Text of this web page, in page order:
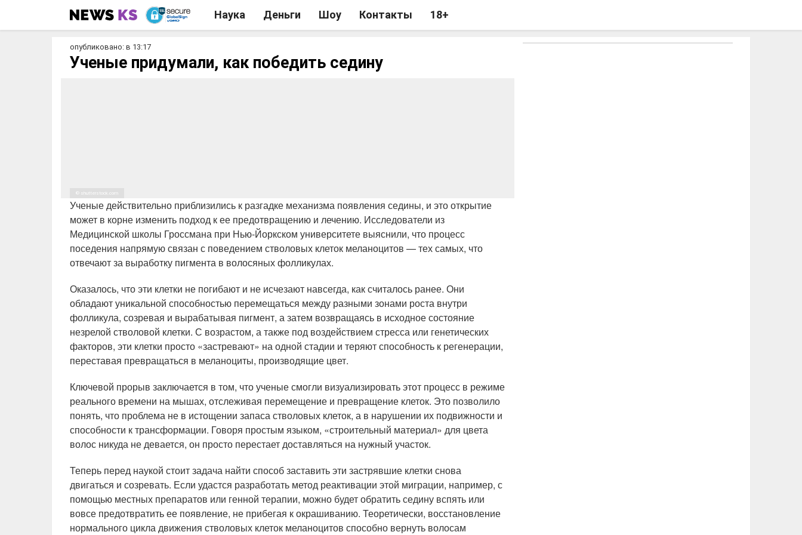
Наука Деньги Шоу Контакты 18+
опубликовано: в 13:17
Ученые придумали, как победить седину
© shutterstock.com
Ученые действительно приблизились к разгадке механизма появления седины, и это открытие
может в корне изменить подход к ее предотвращению и лечению. Исследователи из
Медицинской школы Гроссмана при Нью-Йоркском университете выяснили, что процесс
поседения напрямую связан с поведением стволовых клеток меланоцитов — тех самых, что
отвечают за выработку пигмента в волосяных фолликулах.
Оказалось, что эти клетки не погибают и не исчезают навсегда, как считалось ранее. Они
обладают уникальной способностью перемещаться между разными зонами роста внутри
фолликула, созревая и вырабатывая пигмент, а затем возвращаясь в исходное состояние
незрелой стволовой клетки. С возрастом, а также под воздействием стресса или генетических
факторов, эти клетки просто «застревают» на одной стадии и теряют способность к регенерации,
переставая превращаться в меланоциты, производящие цвет.
Ключевой прорыв заключается в том, что ученые смогли визуализировать этот процесс в режиме
реального времени на мышах, отслеживая перемещение и превращение клеток. Это позволило
понять, что проблема не в истощении запаса стволовых клеток, а в нарушении их подвижности и
способности к трансформации. Говоря простым языком, «строительный материал» для цвета
волос никуда не девается, он просто перестает доставляться на нужный участок.
Теперь перед наукой стоит задача найти способ заставить эти застрявшие клетки снова
двигаться и созревать. Если удастся разработать метод реактивации этой миграции, например, с
помощью местных препаратов или генной терапии, можно будет обратить седину вспять или
вовсе предотвратить ее появление, не прибегая к окрашиванию. Теоретически, восстановление
нормального цикла движения стволовых клеток меланоцитов способно вернуть волосам